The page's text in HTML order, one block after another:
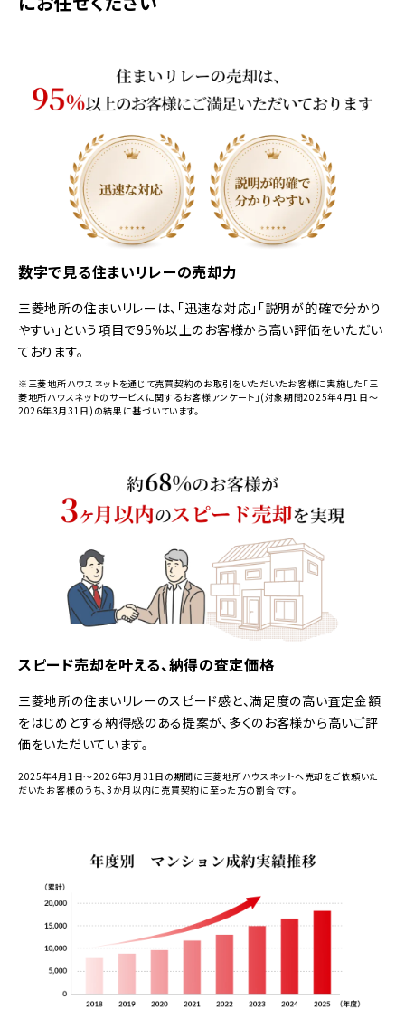
数字で見る住まいリレーの売却力
三菱地所の住まいリレーは、「迅速な対応」「説明が的確で分かり
やすい」という項目で95％以上のお客様から高い評価をいただい
ております。
※三菱地所ハウスネットを通じて売買契約のお取引をいただいたお客様に実施した「三
菱地所ハウスネットのサービスに関するお客様アンケート」(対象期間2025年4月1日～
2026年3月31日)の結果に基づいています。
スピード売却を叶える、納得の査定価格
三菱地所の住まいリレーのスピード感と、満足度の高い査定金額
をはじめとする納得感のある提案が、多くのお客様から高いご評
価をいただいています。
2025年4月1日～2026年3月31日の期間に三菱地所ハウスネットへ売却をご依頼いた
だいたお客様のうち、3か月以内に売買契約に至った方の割合です。